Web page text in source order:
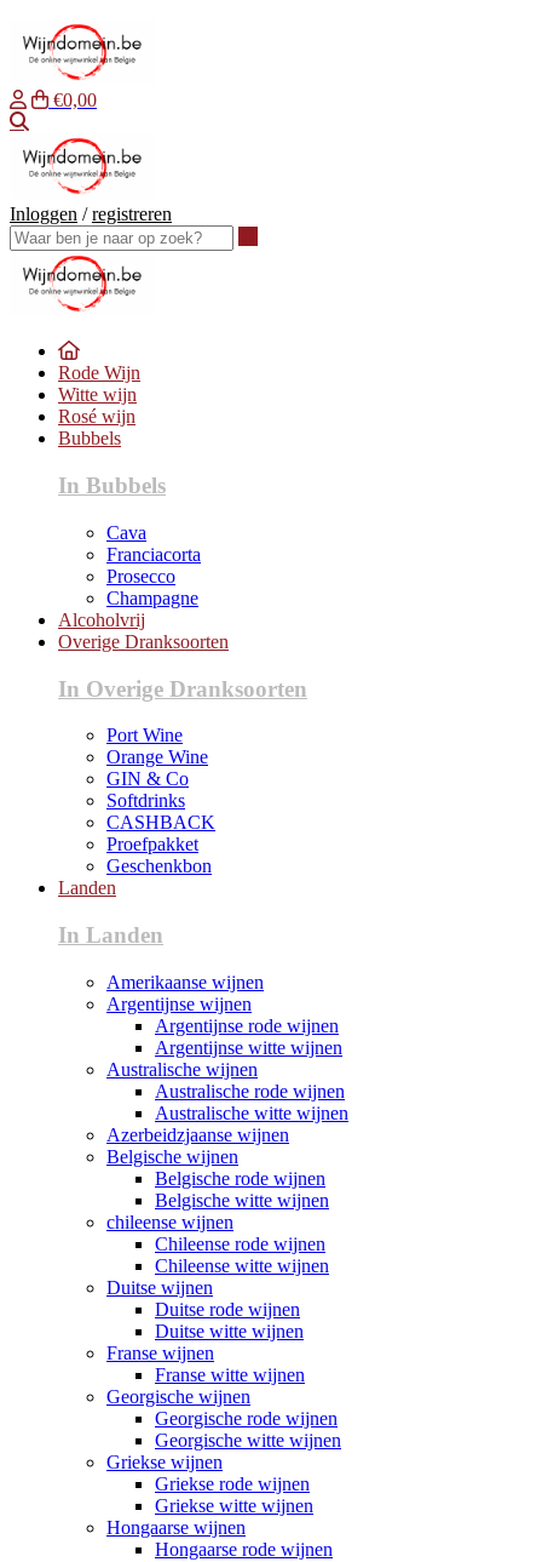
€0,00
Inloggen /registreren
Rode Wijn
Witte wijn
Rosé wijn
Bubbels
In Bubbels
Cava
Franciacorta
Prosecco
Champagne
Alcoholvrij
Overige Dranksoorten
In Overige Dranksoorten
Port Wine
Orange Wine
GIN & Co
Softdrinks
CASHBACK
Proefpakket
Geschenkbon
Landen
In Landen
Amerikaanse wijnen
Argentijnse wijnen
Argentijnse rode wijnen
Argentijnse witte wijnen
Australische wijnen
Australische rode wijnen
Australische witte wijnen
Azerbeidzjaanse wijnen
Belgische wijnen
Belgische rode wijnen
Belgische witte wijnen
chileense wijnen
Chileense rode wijnen
Chileense witte wijnen
Duitse wijnen
Duitse rode wijnen
Duitse witte wijnen
Franse wijnen
Franse witte wijnen
Georgische wijnen
Georgische rode wijnen
Georgische witte wijnen
Griekse wijnen
Griekse rode wijnen
Griekse witte wijnen
Hongaarse wijnen
Hongaarse rode wijnen